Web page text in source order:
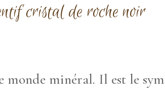
cristal de roche noir
monde minéral. Il est le